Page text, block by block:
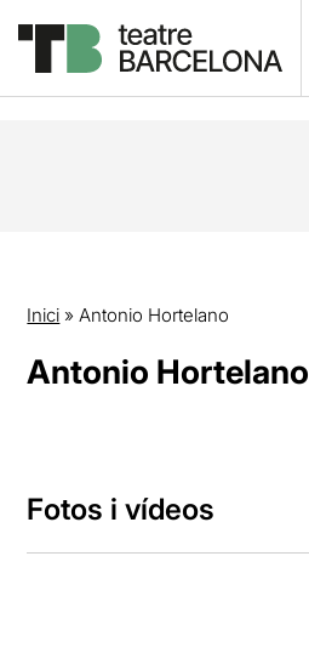
Inici »Antonio Hortelano
Antonio Hortelano
Fotos i vídeos